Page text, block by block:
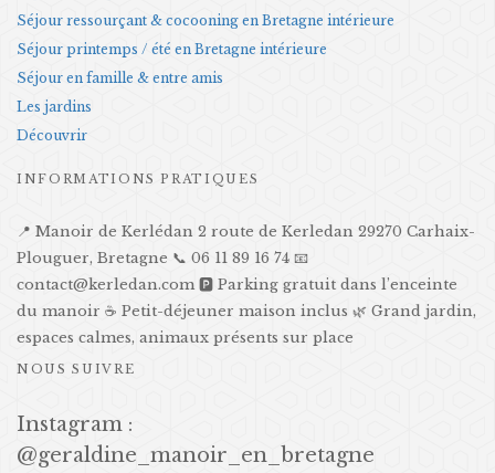
Séjour ressourçant & cocooning en Bretagne intérieure
Séjour printemps / été en Bretagne intérieure
Séjour en famille & entre amis
Les jardins
Découvrir
INFORMATIONS PRATIQUES
📍 Manoir de Kerlédan 2 route de Kerledan 29270 Carhaix-
Plouguer, Bretagne 📞 06 11 89 16 74 📧
contact@kerledan.com 🅿️ Parking gratuit dans l’enceinte
du manoir ☕ Petit-déjeuner maison inclus 🌿 Grand jardin,
espaces calmes, animaux présents sur place
NOUS SUIVRE
Instagram :
@geraldine_manoir_en_bretagne